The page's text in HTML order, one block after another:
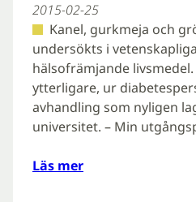
2015-02-25
Kanel, gurkmeja och
undersökts i
hälsofrämjande
ytterligare, ur
avhandling som nyligen
universitet. – Min
Läs mer